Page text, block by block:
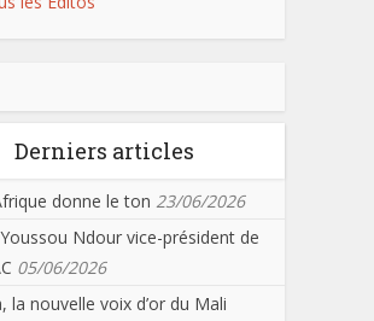
Derniers articles
donne le ton 23/06/2026
Ndour vice-président de
05/06/2026
la nouvelle voix d’or du Mali